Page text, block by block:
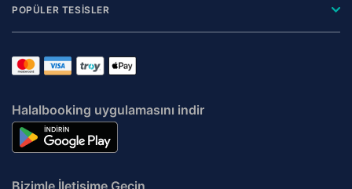
POPÜLER TESİSLER
Halalbooking uygulamasını indir
Bizimle İletişime Geçin